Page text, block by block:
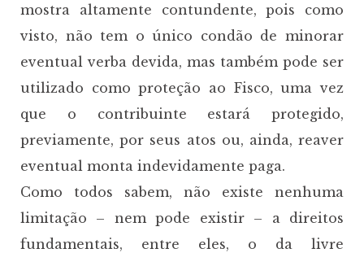
mostra altamente contundente, pois como
visto, não tem o único condão de minorar
eventual verba devida, mas também pode ser
utilizado como proteção ao Fisco, uma vez
que o contribuinte estará protegido,
previamente, por seus atos ou, ainda, reaver
eventual monta indevidamente paga.
Como todos sabem, não existe nenhuma
limitação – nem pode existir – a direitos
fundamentais, entre eles, o da livre